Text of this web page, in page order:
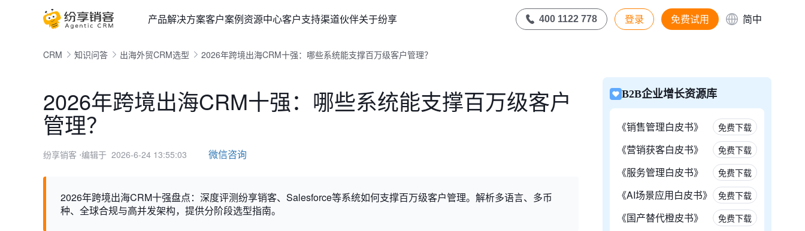
产品解决方案客户案例资源中心客户支持渠道伙伴关于纷享 400 1122 778 登录 免费试用 简中
CRM 知识问答 出海外贸CRM选型 2026年跨境出海CRM十强：哪些系统能支撑百万级客户管理？
2026年跨境出海CRM十强：哪些系统能支撑百万级客户
管理？
纷享销客 ⋅编辑于 2026-6-24 13:55:03 微信咨询
2026年跨境出海CRM十强盘点：深度评测纷享销客、Salesforce等系统如何支撑百万级客户管理。解析多语言、多币
种、全球合规与高并发架构，提供分阶段选型指南。
B2B企业增长资源库
《销售管理白皮书》 免费下载
《营销获客白皮书》 免费下载
《服务管理白皮书》 免费下载
《AI场景应用白皮书》 免费下载
《国产替代橙皮书》 免费下载